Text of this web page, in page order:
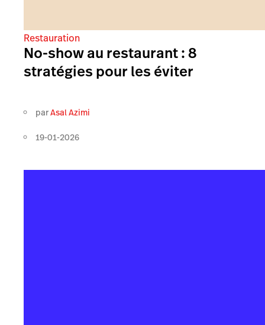
Restauration
No-show au restaurant : 8
stratégies pour les éviter
parAsal Azimi
19-01-2026